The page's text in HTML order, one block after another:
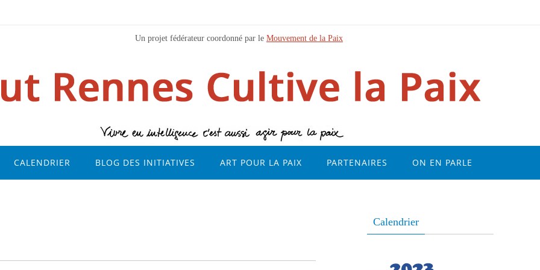
Un projet fédérateur coordonné par le Mouvement de la Paix
CALENDRIER BLOG DES INITIATIVES ART POUR LA PAIX PARTENAIRES ON EN PARLE
Calendrier